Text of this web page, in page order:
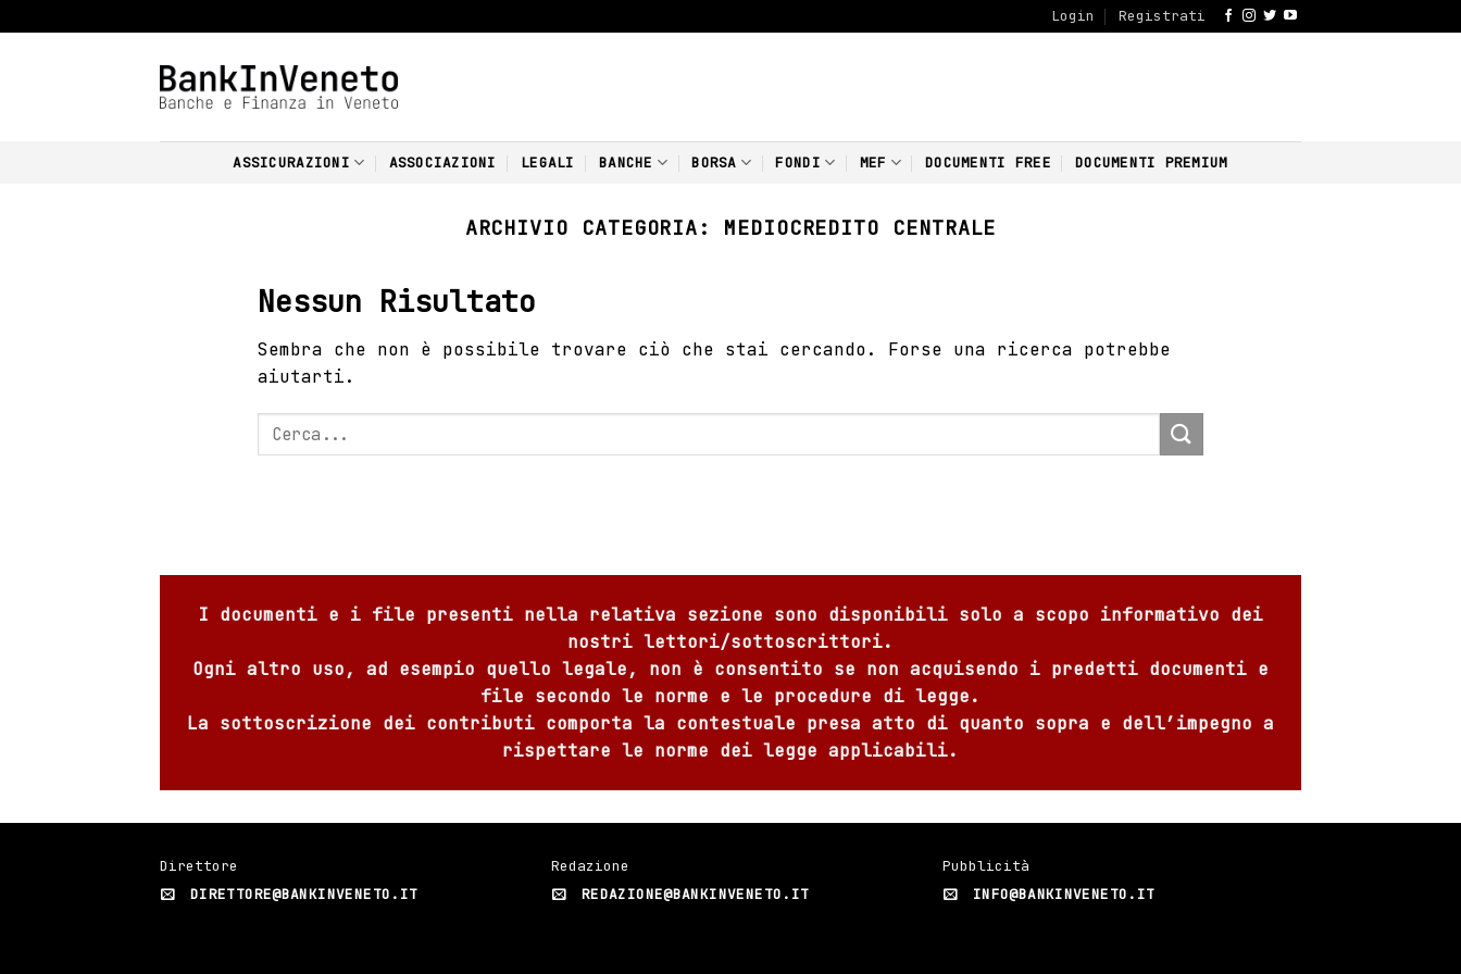
to
Login Registrati
ASSICURAZIONI ASSOCIAZIONI LEGALI BANCHE BORSA FONDI MEF DOCUMENTI FREE DOCUMENTI PREMIUM
ARCHIVIO CATEGORIA: MEDIOCREDITO CENTRALE
Nessun Risultato
Sembra che non è possibile trovare ciò che stai cercando. Forse una ricerca potrebbe
aiutarti.
I documenti e i file presenti nella relativa sezione sono disponibili solo a scopo informativo dei
nostri lettori/sottoscrittori.
Ogni altro uso, ad esempio quello legale, non è consentito se non acquisendo i predetti documenti e
file secondo le norme e le procedure di legge.
La sottoscrizione dei contributi comporta la contestuale presa atto di quanto sopra e dell’impegno a
rispettare le norme dei legge applicabili.
Direttore
DIRETTORE@BANKINVENETO.IT
Redazione
REDAZIONE@BANKINVENETO.IT
Pubblicità
INFO@BANKINVENETO.IT